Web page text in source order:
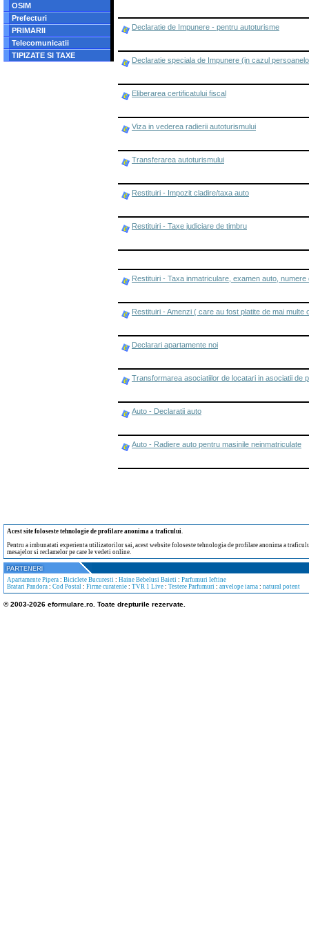
OSIM
Prefecturi
PRIMARII
Telecomunicatii
TIPIZATE SI TAXE
Declaratie de Impunere - pentru autoturisme
Declaratie speciala de Impunere (in cazul
Eliberarea certificatului fiscal
Viza in vederea radierii autoturismului
Transferarea autoturismului
Restituiri - Impozit cladire/taxa auto
Restituiri - Taxe judiciare de timbru
Restituiri - Taxa inmatriculare, examen auto, numere
Restituiri - Amenzi ( care au fost platite de mai multe
Declarari apartamente noi
Transformarea asociatiilor de locatari in asociatii de
Auto - Declaratii auto
Auto - Radiere auto pentru masinile neinmatriculate
Acest site foloseste tehnologie de profilare anonima a traficului.
Pentru a imbunatati experienta utilizatorilor sai, acest website foloseste tehnologia de profilare anonima a
mesajelor si reclamelor pe care le vedeti online.
Apartamente Pipera : Biciclete Bucuresti : Haine Bebelusi Baieti : Parfumuri Ieftine
Bratari Pandora : Cod Postal : Firme curatenie : TVR 1 Live : Testere Parfumuri : anvelope iarna : natural potent
© 2003-2026 eformulare.ro. Toate drepturile rezervate.